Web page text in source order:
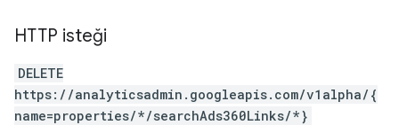
HTTP isteği
DELETE
https://analyticsadmin.googleapis.com/v1alpha/{
name=properties/*/searchAds360Links/*}